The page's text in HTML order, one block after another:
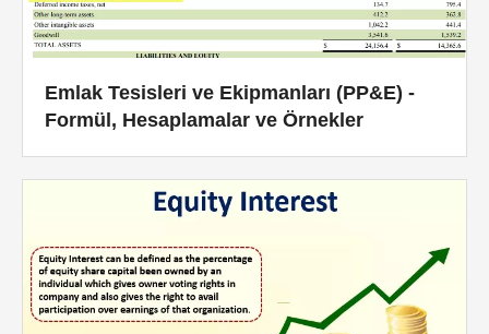
Emlak Tesisleri ve Ekipmanları (PP&E) -
Formül, Hesaplamalar ve Örnekler